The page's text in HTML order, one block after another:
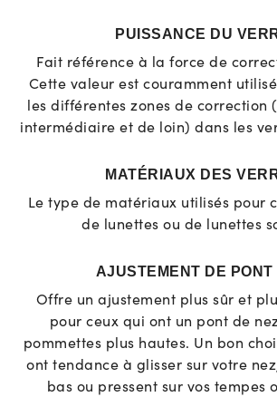
PUISSANCE DU
Fait référence à la force de
Cette valeur est couramment
les différentes zones de correction
intermédiaire et de loin) dans les
MATÉRIAUX DES
Le type de matériaux utilisés pour
de lunettes ou de lunettes
AJUSTEMENT DE PONT
Offre un ajustement plus sûr et
pour ceux qui ont un pont de
pommettes plus hautes. Un bon
ont tendance à glisser sur votre
bas ou pressent sur vos tempes